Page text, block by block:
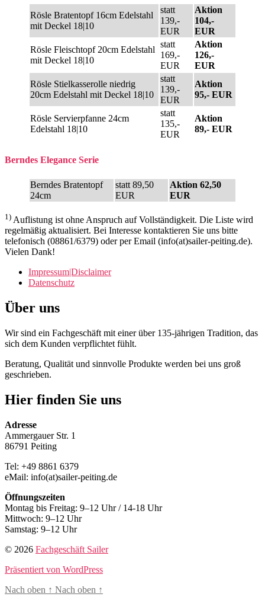
Rösle Bratentopf 16cm Edelstahl
mit Deckel 18|10
statt
139,-
EUR
Aktion
104,-
EUR
Rösle Fleischtopf 20cm Edelstahl
mit Deckel 18|10
statt
169,-
EUR
Aktion
126,-
EUR
Rösle Stielkasserolle niedrig
20cm Edelstahl mit Deckel 18|10
statt
139,-
EUR
Aktion
95,- EUR
Rösle Servierpfanne 24cm
Edelstahl 18|10
statt
135,-
EUR
Aktion
89,- EUR
Berndes Elegance Serie
Berndes Bratentopf
24cm
statt 89,50
EUR
Aktion 62,50
EUR
1) Auflistung ist ohne Anspruch auf Vollständigkeit. Die Liste wird
regelmäßig aktualisiert. Bei Interesse kontaktieren Sie uns bitte
telefonisch (08861/6379) oder per Email (info(at)sailer-peiting.de).
Vielen Dank!
Impressum|Disclaimer
Datenschutz
Über uns
Wir sind ein Fachgeschäft mit einer über 135-jährigen Tradition, das
sich dem Kunden verpflichtet fühlt.
Beratung, Qualität und sinnvolle Produkte werden bei uns groß
geschrieben.
Hier finden Sie uns
Adresse
Ammergauer Str. 1
86791 Peiting
Tel: +49 8861 6379
eMail: info(at)sailer-peiting.de
Öffnungszeiten
Montag bis Freitag: 9–12 Uhr / 14-18 Uhr
Mittwoch: 9–12 Uhr
Samstag: 9–12 Uhr
© 2026 Fachgeschäft Sailer
Präsentiert von WordPress
Nach oben ↑ Nach oben ↑